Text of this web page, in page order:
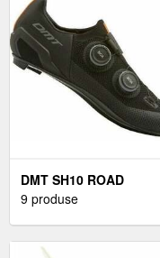
DMT SH10 ROAD
PANTOFI DE CICLISM
9 produse